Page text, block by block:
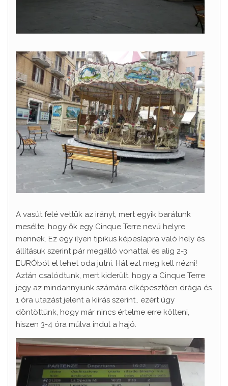
A vasút felé vettük az irányt, mert egyik barátunk
mesélte, hogy ők egy Cinque Terre nevű helyre
mennek. Ez egy ilyen tipikus képeslapra való hely és
állításuk szerint pár megálló vonattal és alig 2-3
EURÓból el lehet oda jutni. Hát ezt meg kell nézni!
Aztán csalódtunk, mert kiderült, hogy a Cinque Terre
jegy az mindannyiunk számára elképesztően drága és
1 óra utazást jelent a kiírás szerint.. ezért úgy
döntöttünk, hogy már nincs értelme erre költeni,
hiszen 3-4 óra múlva indul a hajó.